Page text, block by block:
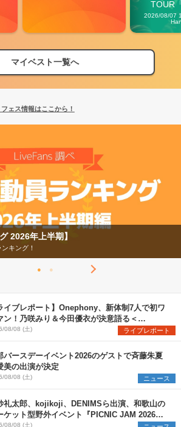
TOUR
2026/08/07
マイベスト一覧へ
ェス情報はここから！
グ】2026年上半期編発表！
ェス情報はここから！
2026年上半期】
ング！
イブレポート】Onephony、新体制7人で初ワ
ン！乃咲みり＆今田優衣が決意語る＜
新体制1st Oneman Live はじまりの夏
08/08 (土) ライブレポート
バースデーイベント2026のゲストで斉藤朱夏
美の出演が決定
08/08 (土) ニュース
礼太郎、kojikoji、DENIMSら出演、和歌山の
ケット型野外イベント『PICNIC JAM 2026』
08/08 (土)